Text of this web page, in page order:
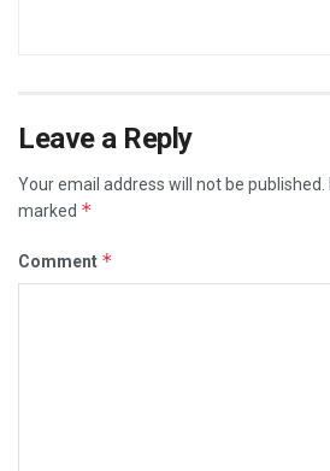
Leave a Reply
Your email address will not be published.
marked *
Comment *